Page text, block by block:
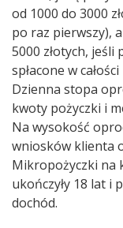
od 1000 do 3000
po raz pierwszy),
5000 złotych, jeśli
spłacone w
Dzienna stopa
kwoty pożyczki i
Na wysokość
wniosków klienta
Mikropożyczki na
ukończyły 18 lat i
dochód.